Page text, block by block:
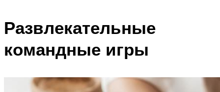
Развлекательные
командные игры